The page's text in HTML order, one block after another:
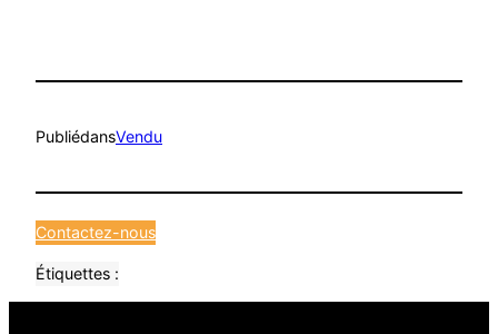
PubliédansVendu
Contactez-nous
Étiquettes :